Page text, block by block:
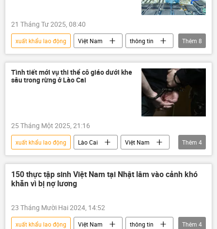
21 Tháng Tư 2025, 08:40
xuất khẩu lao động Việt Nam
thông tin
luật lao động
người lao động
năng suất lao động
Bộ Nội vụ Việt Nam
Kinh tế
chiến lược phát triển kinh tế
Thêm 8
Tình tiết mới vụ thi thể cô giáo dưới khe
sâu trong rừng ở Lào Cai
25 Tháng Một 2025, 21:16
xuất khẩu lao động Lào Cai
Việt Nam
Pháp luật
tội phạm
cô giáo
Xã hội
Thêm 4
150 thực tập sinh Việt Nam tại Nhật lâm vào cảnh khó
khăn vì bị nợ lương
23 Tháng Mười Hai 2024, 14:52
xuất khẩu lao động Việt Nam
thông tin
Thêm 4